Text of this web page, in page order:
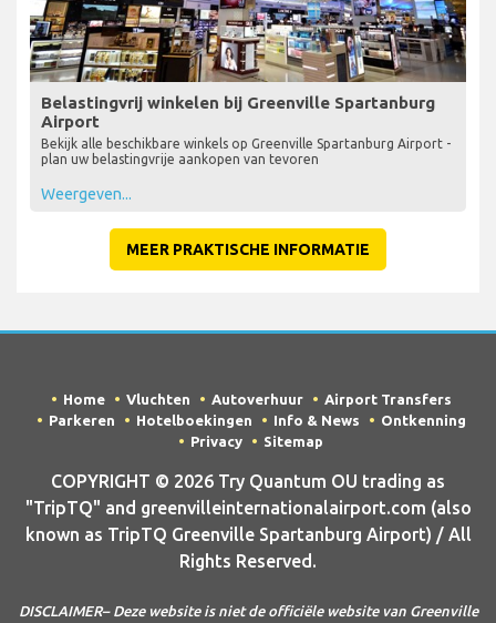
Belastingvrij winkelen bij Greenville Spartanburg
Airport
Bekijk alle beschikbare winkels op Greenville Spartanburg Airport -
plan uw belastingvrije aankopen van tevoren
Weergeven...
MEER PRAKTISCHE INFORMATIE
Home Vluchten Autoverhuur
Airport Transfers
Parkeren
Hotelboekingen Info & News
Ontkenning
Privacy
Sitemap
COPYRIGHT © 2026 Try Quantum OU trading as
"TripTQ" and greenvilleinternationalairport.com (also
known as TripTQ Greenville Spartanburg Airport) / All
Rights Reserved.
DISCLAIMER– Deze website is niet de officiële website van Greenville